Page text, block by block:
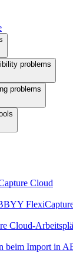
problems
problems
Cloud
Cloud-
beim Import in